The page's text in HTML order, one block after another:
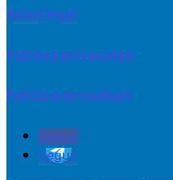
Aviso legal
Política privacidad
Política de cookies
Seguir
Seguir